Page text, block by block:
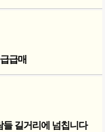
급매
들 길거리에 넘칩니다